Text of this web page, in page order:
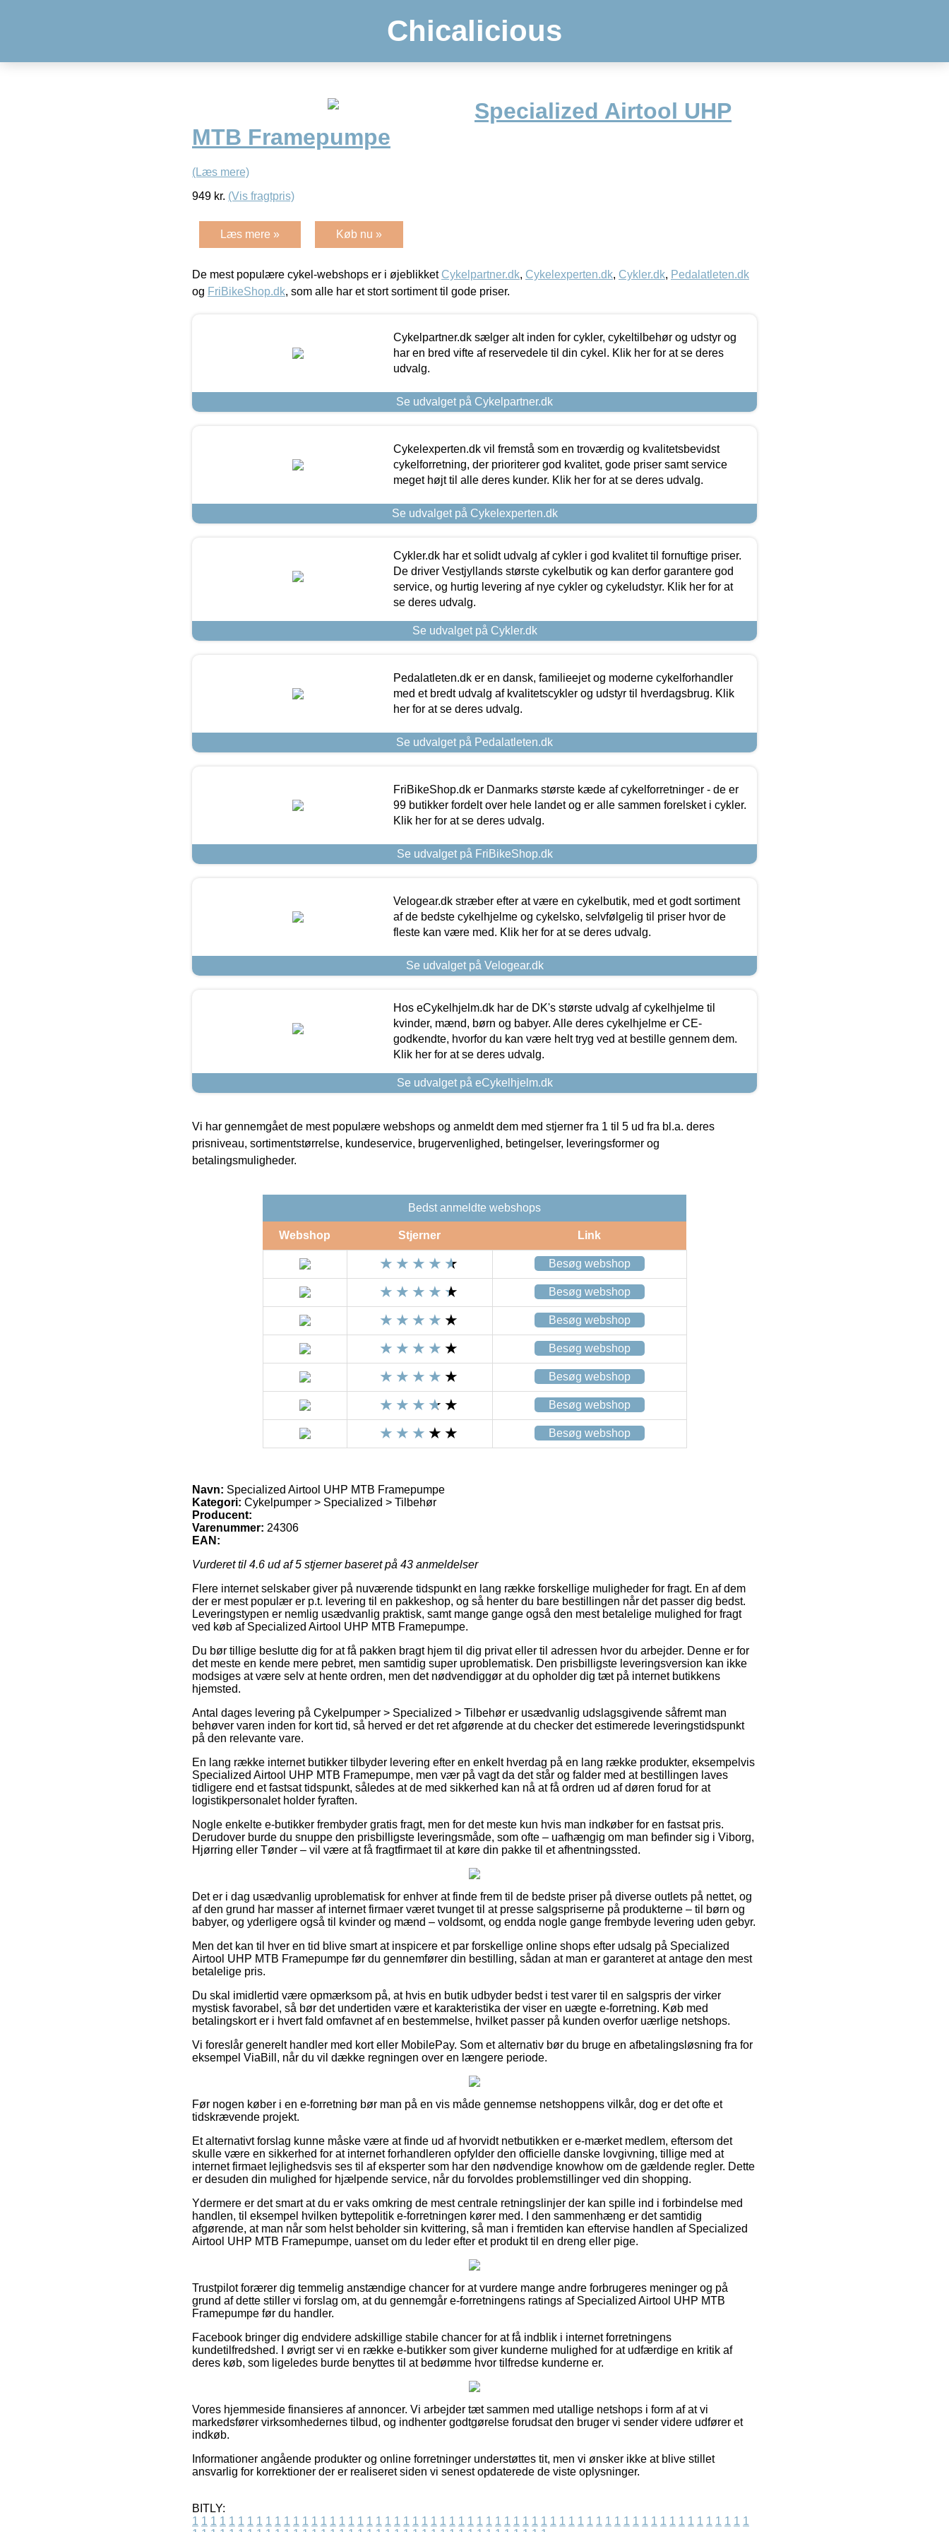
Chicalicious
Specialized Airtool UHP
MTB Framepumpe
(Læs mere)
949 kr. (Vis fragtpris)
Læs mere » Køb nu »
De mest populære cykel-webshops er i øjeblikket Cykelpartner.dk, Cykelexperten.dk, Cykler.dk, Pedalatleten.dk
og FriBikeShop.dk, som alle har et stort sortiment til gode priser.
Cykelpartner.dk sælger alt inden for cykler, cykeltilbehør og udstyr og
har en bred vifte af reservedele til din cykel. Klik her for at se deres
udvalg.
Se udvalget på Cykelpartner.dk
Cykelexperten.dk vil fremstå som en troværdig og kvalitetsbevidst
cykelforretning, der prioriterer god kvalitet, gode priser samt service
meget højt til alle deres kunder. Klik her for at se deres udvalg.
Se udvalget på Cykelexperten.dk
Cykler.dk har et solidt udvalg af cykler i god kvalitet til fornuftige priser.
De driver Vestjyllands største cykelbutik og kan derfor garantere god
service, og hurtig levering af nye cykler og cykeludstyr. Klik her for at
se deres udvalg.
Se udvalget på Cykler.dk
Pedalatleten.dk er en dansk, familieejet og moderne cykelforhandler
med et bredt udvalg af kvalitetscykler og udstyr til hverdagsbrug. Klik
her for at se deres udvalg.
Se udvalget på Pedalatleten.dk
FriBikeShop.dk er Danmarks største kæde af cykelforretninger - de er
99 butikker fordelt over hele landet og er alle sammen forelsket i cykler.
Klik her for at se deres udvalg.
Se udvalget på FriBikeShop.dk
Velogear.dk stræber efter at være en cykelbutik, med et godt sortiment
af de bedste cykelhjelme og cykelsko, selvfølgelig til priser hvor de
fleste kan være med. Klik her for at se deres udvalg.
Se udvalget på Velogear.dk
Hos eCykelhjelm.dk har de DK's største udvalg af cykelhjelme til
kvinder, mænd, børn og babyer. Alle deres cykelhjelme er CE-
godkendte, hvorfor du kan være helt tryg ved at bestille gennem dem.
Klik her for at se deres udvalg.
Se udvalget på eCykelhjelm.dk
Vi har gennemgået de mest populære webshops og anmeldt dem med stjerner fra 1 til 5 ud fra bl.a. deres
prisniveau, sortimentstørrelse, kundeservice, brugervenlighed, betingelser, leveringsformer og
betalingsmuligheder.
Bedst anmeldte webshops
Webshop Stjerner Link
Besøg webshop
Besøg webshop
Besøg webshop
Besøg webshop
Besøg webshop
Besøg webshop
Besøg webshop
Navn: Specialized Airtool UHP MTB Framepumpe
Kategori: Cykelpumper > Specialized > Tilbehør
Producent:
Varenummer: 24306
EAN:
Vurderet til 4.6 ud af 5 stjerner baseret på 43 anmeldelser
Flere internet selskaber giver på nuværende tidspunkt en lang række forskellige muligheder for fragt. En af dem
der er mest populær er p.t. levering til en pakkeshop, og så henter du bare bestillingen når det passer dig bedst.
Leveringstypen er nemlig usædvanlig praktisk, samt mange gange også den mest betalelige mulighed for fragt
ved køb af Specialized Airtool UHP MTB Framepumpe.
Du bør tillige beslutte dig for at få pakken bragt hjem til dig privat eller til adressen hvor du arbejder. Denne er for
det meste en kende mere pebret, men samtidig super uproblematisk. Den prisbilligste leveringsversion kan ikke
modsiges at være selv at hente ordren, men det nødvendiggør at du opholder dig tæt på internet butikkens
hjemsted.
Antal dages levering på Cykelpumper > Specialized > Tilbehør er usædvanlig udslagsgivende såfremt man
behøver varen inden for kort tid, så herved er det ret afgørende at du checker det estimerede leveringstidspunkt
på den relevante vare.
En lang række internet butikker tilbyder levering efter en enkelt hverdag på en lang række produkter, eksempelvis
Specialized Airtool UHP MTB Framepumpe, men vær på vagt da det står og falder med at bestillingen laves
tidligere end et fastsat tidspunkt, således at de med sikkerhed kan nå at få ordren ud af døren forud for at
logistikpersonalet holder fyraften.
Nogle enkelte e-butikker frembyder gratis fragt, men for det meste kun hvis man indkøber for en fastsat pris.
Derudover burde du snuppe den prisbilligste leveringsmåde, som ofte – uafhængig om man befinder sig i Viborg,
Hjørring eller Tønder – vil være at få fragtfirmaet til at køre din pakke til et afhentningssted.
Det er i dag usædvanlig uproblematisk for enhver at finde frem til de bedste priser på diverse outlets på nettet, og
af den grund har masser af internet firmaer været tvunget til at presse salgspriserne på produkterne – til børn og
babyer, og yderligere også til kvinder og mænd – voldsomt, og endda nogle gange frembyde levering uden gebyr.
Men det kan til hver en tid blive smart at inspicere et par forskellige online shops efter udsalg på Specialized
Airtool UHP MTB Framepumpe før du gennemfører din bestilling, sådan at man er garanteret at antage den mest
betalelige pris.
Du skal imidlertid være opmærksom på, at hvis en butik udbyder bedst i test varer til en salgspris der virker
mystisk favorabel, så bør det undertiden være et karakteristika der viser en uægte e-forretning. Køb med
betalingskort er i hvert fald omfavnet af en bestemmelse, hvilket passer på kunden overfor uærlige netshops.
Vi foreslår generelt handler med kort eller MobilePay. Som et alternativ bør du bruge en afbetalingsløsning fra for
eksempel ViaBill, når du vil dække regningen over en længere periode.
Før nogen køber i en e-forretning bør man på en vis måde gennemse netshoppens vilkår, dog er det ofte et
tidskrævende projekt.
Et alternativt forslag kunne måske være at finde ud af hvorvidt netbutikken er e-mærket medlem, eftersom det
skulle være en sikkerhed for at internet forhandleren opfylder den officielle danske lovgivning, tillige med at
internet firmaet lejlighedsvis ses til af eksperter som har den nødvendige knowhow om de gældende regler. Dette
er desuden din mulighed for hjælpende service, når du forvoldes problemstillinger ved din shopping.
Ydermere er det smart at du er vaks omkring de mest centrale retningslinjer der kan spille ind i forbindelse med
handlen, til eksempel hvilken byttepolitik e-forretningen kører med. I den sammenhæng er det samtidig
afgørende, at man når som helst beholder sin kvittering, så man i fremtiden kan eftervise handlen af Specialized
Airtool UHP MTB Framepumpe, uanset om du leder efter et produkt til en dreng eller pige.
Trustpilot forærer dig temmelig anstændige chancer for at vurdere mange andre forbrugeres meninger og på
grund af dette stiller vi forslag om, at du gennemgår e-forretningens ratings af Specialized Airtool UHP MTB
Framepumpe før du handler.
Facebook bringer dig endvidere adskillige stabile chancer for at få indblik i internet forretningens
kundetilfredshed. I øvrigt ser vi en række e-butikker som giver kunderne mulighed for at udfærdige en kritik af
deres køb, som ligeledes burde benyttes til at bedømme hvor tilfredse kunderne er.
Vores hjemmeside finansieres af annoncer. Vi arbejder tæt sammen med utallige netshops i form af at vi
markedsfører virksomhedernes tilbud, og indhenter godtgørelse forudsat den bruger vi sender videre udfører et
indkøb.
Informationer angående produkter og online forretninger understøttes tit, men vi ønsker ikke at blive stillet
ansvarlig for korrektioner der er realiseret siden vi senest opdaterede de viste oplysninger.
BITLY:
1 1 1 1 1 1 1 1 1 1 1 1 1 1 1 1 1 1 1 1 1 1 1 1 1 1 1 1 1 1 1 1 1 1 1 1 1 1 1 1 1 1 1 1 1 1 1 1 1 1 1 1 1 1 1 1 1 1 1 1 1